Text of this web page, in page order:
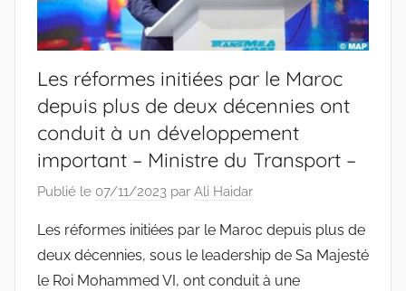
Les réformes initiées par le Maroc
depuis plus de deux décennies ont
conduit à un développement
important – Ministre du Transport –
Publié le 07/11/2023 par Ali Haidar
Les réformes initiées par le Maroc depuis plus de
deux décennies, sous le leadership de Sa Majesté
le Roi Mohammed VI, ont conduit à une